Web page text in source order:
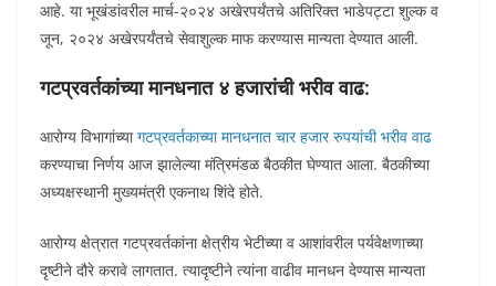
आहे. या भूखंडांवरील मार्च-२०२४ अखेरपर्यंतचे अतिरिक्त भाडेपट्टा शुल्क व
जून, २०२४ अखेरपर्यंतचे सेवाशुल्क माफ करण्यास मान्यता देण्यात आली.
गटप्रवर्तकांच्या मानधनात ४ हजारांची भरीव वाढ:
आरोग्य विभागांच्यागटप्रवर्तकाच्या मानधनात चार हजार रुपयांची भरीव वाढ
करण्याचा निर्णय आज झालेल्या मंत्रिमंडळ बैठकीत घेण्यात आला. बैठकीच्या
अध्यक्षस्थानी मुख्यमंत्री एकनाथ शिंदे होते.
आरोग्य क्षेत्रात गटप्रवर्तकांना क्षेत्रीय भेटीच्या व आशांवरील पर्यवेक्षणाच्या
दृष्टीने दौरे करावे लागतात. त्यादृष्टीने त्यांना वाढीव मानधन देण्यास मान्यता